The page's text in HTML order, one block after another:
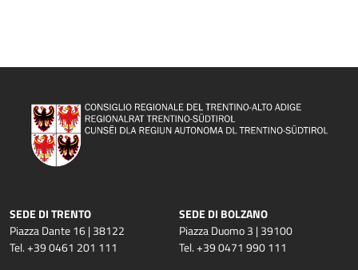
SEDE DI TRENTO
Piazza Dante 16 | 38122
Tel. +39 0461 201 111
SEDE DI BOLZANO
Piazza Duomo 3 | 39100
Tel. +39 0471 990 111